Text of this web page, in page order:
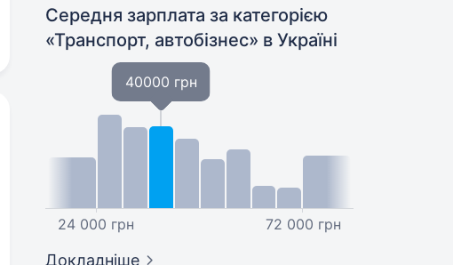
Середня зарплата за категорією
«Транспорт, автобізнес» в Україні
24 000 грн
40000 грн
72 000 грн
Докладніше